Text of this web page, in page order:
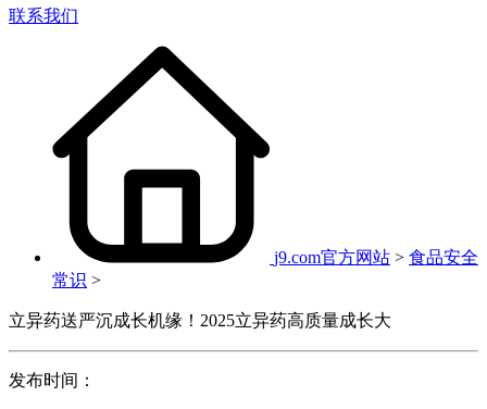
联系我们
j9.com官方网站 > 食品安全
常识 >
立异药送严沉成长机缘！2025立异药高质量成长大
发布时间：